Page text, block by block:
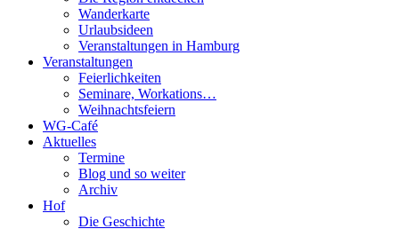
Wanderkarte
Urlaubsideen
Veranstaltungen in Hamburg
Veranstaltungen
Feierlichkeiten
Seminare, Workations…
Weihnachtsfeiern
WG-Café
Aktuelles
Termine
Blog und so weiter
Archiv
Hof
Die Geschichte